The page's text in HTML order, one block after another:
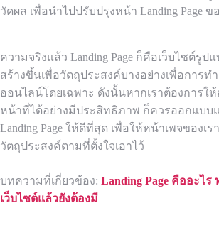
วัดผล เพื่อนำไปปรับปรุงหน้า Landing Page ข
ความจริงแล้ว Landing Page ก็คือเว็บไซต์รูป
สร้างขึ้นเพื่อวัตถุประสงค์บางอย่างเพื่อการท
ออนไลน์โดยเฉพาะ ดังนั้นหากเราต้องการใ
หน้าที่ได้อย่างมีประสิทธิภาพ ก็ควรออกแบบ
Landing Page ให้ดีที่สุด เพื่อให้หน้าเพจของเร
วัตถุประสงค์ตามที่ตั้งใจเอาไว้
บทความที่เกี่ยวข้อง: Landing Page คืออะไร
เว็บไซต์แล้วยังต้องมี